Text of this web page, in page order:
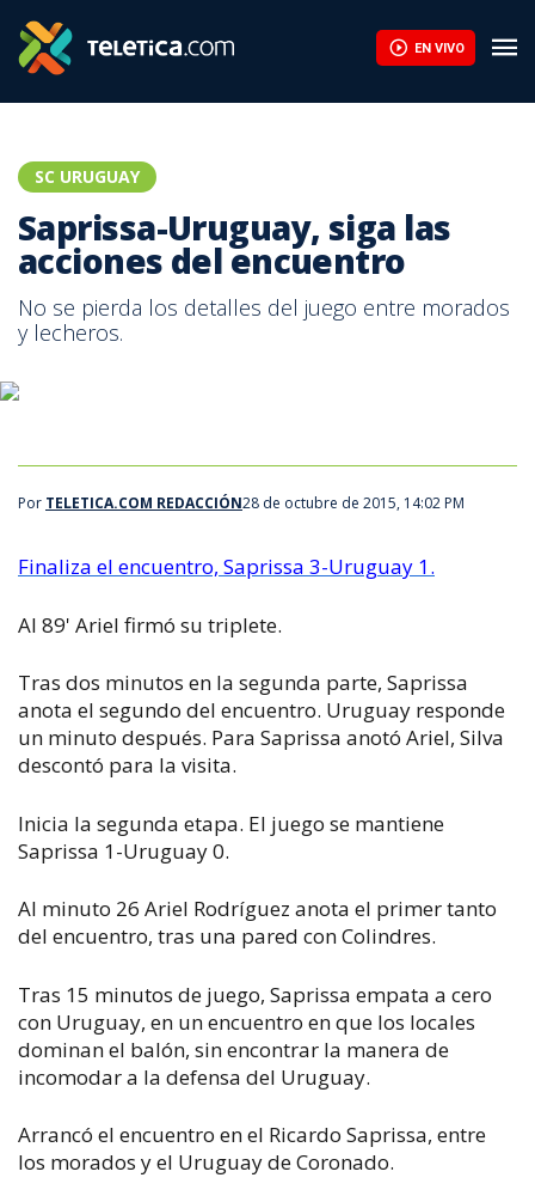
EN VIVO
SC URUGUAY
Saprissa-Uruguay, siga las
acciones del encuentro
No se pierda los detalles del juego entre morados
y lecheros.
Por TELETICA.COM REDACCIÓN28 de octubre de 2015, 14:02 PM
Finaliza el encuentro, Saprissa 3-Uruguay 1.
Al 89' Ariel firmó su triplete.
Tras dos minutos en la segunda parte, Saprissa
anota el segundo del encuentro. Uruguay responde
un minuto después. Para Saprissa anotó Ariel, Silva
descontó para la visita.
Inicia la segunda etapa. El juego se mantiene
Saprissa 1-Uruguay 0.
Al minuto 26 Ariel Rodríguez anota el primer tanto
del encuentro, tras una pared con Colindres.
Tras 15 minutos de juego, Saprissa empata a cero
con Uruguay, en un encuentro en que los locales
dominan el balón, sin encontrar la manera de
incomodar a la defensa del Uruguay.
Arrancó el encuentro en el Ricardo Saprissa, entre
los morados y el Uruguay de Coronado.